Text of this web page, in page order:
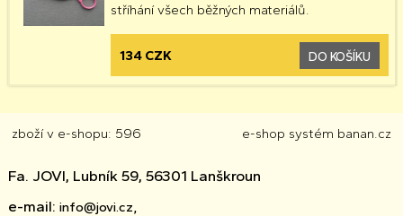
stříhání všech běžných materiálů.
134 CZK DO KOŠÍKU
zboží v e-shopu: 596 e-shop systém banan.cz
Fa. JOVI, Lubník 59, 56301 Lanškroun
e-mail: info@jovi.cz,